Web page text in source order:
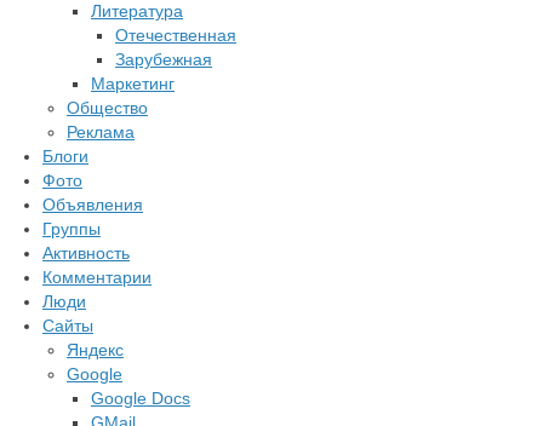
Литература
Отечественная
Зарубежная
Маркетинг
Общество
Реклама
Блоги
Фото
Объявления
Группы
Активность
Комментарии
Люди
Сайты
Яндекс
Google
Google Docs